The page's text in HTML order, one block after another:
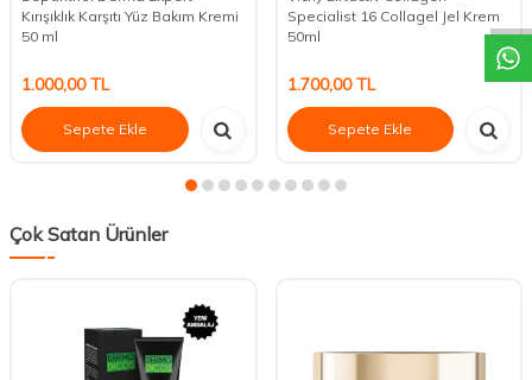
Kırışıklık Karşıtı Yüz Bakım Kremi
50 ml
1.000,00TL
Sepete Ekle
Specialist 16 Collagel Jel Krem
50ml
1.700,00TL
Sepete Ekle
Çok Satan Ürünler